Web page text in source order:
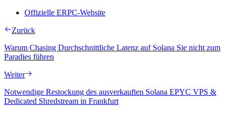
Offizielle ERPC-Website
Zurück
Warum Chasing Durchschnittliche Latenz auf Solana Sie nicht zum
Paradies führen
Weiter
Notwendige Restockung des ausverkauften Solana EPYC VPS &
Dedicated Shredstream in Frankfurt